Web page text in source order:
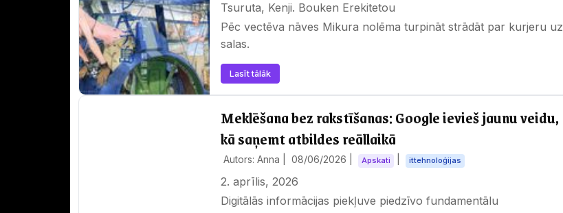
Tsuruta, Kenji. Bouken Erekitetou
Pēc vectēva nāves Mikura nolēma turpināt strādāt par kurjeru uz
salas.
Lasīt tālāk
Meklēšana bez rakstīšanas: Google ievieš jaunu veidu,
kā saņemt atbildes reāllaikā
Autors: Anna | 08/06/2026 Apskati ittehnoloģijas
2. aprīlis, 2026
Digitālās informācijas piekļuve piedzīvo fundamentālu